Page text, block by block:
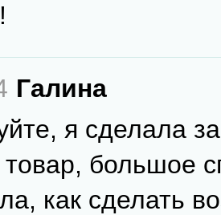
Галина
я сделала
товар, большое
как сделать